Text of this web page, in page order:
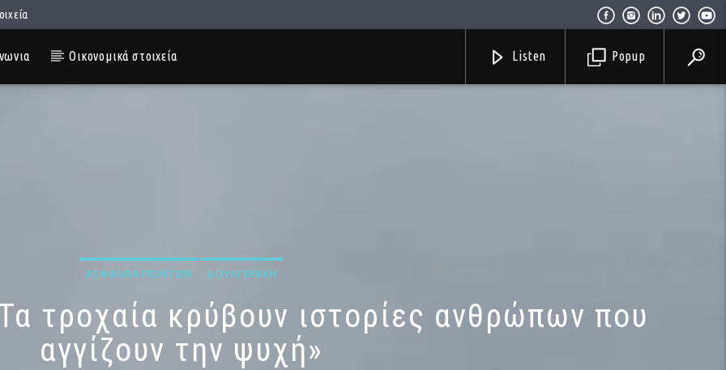
Οικονομικά στοιχεία Popup
Listen
ΑΣΦΆΛΕΙΑ ΠΟΛΙΤΏΝ ΔΟΥΛΓΕΡΆΚΗ
τροχαία κρύβουν ιστορίες ανθρώπων που
αγγίζουν την ψυχή»